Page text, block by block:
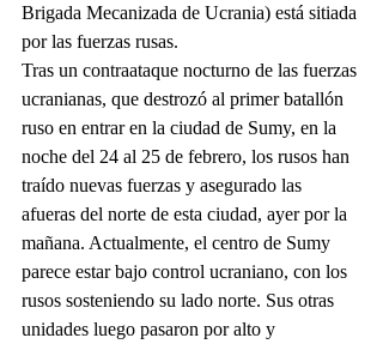
Brigada Mecanizada de Ucrania) está sitiada
por las fuerzas rusas.
Tras un contraataque nocturno de las fuerzas
ucranianas, que destrozó al primer batallón
ruso en entrar en la ciudad de Sumy, en la
noche del 24 al 25 de febrero, los rusos han
traído nuevas fuerzas y asegurado las
afueras del norte de esta ciudad, ayer por la
mañana. Actualmente, el centro de Sumy
parece estar bajo control ucraniano, con los
rusos sosteniendo su lado norte. Sus otras
unidades luego pasaron por alto y